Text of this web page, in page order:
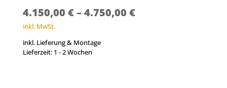
4.150,00 €–4.750,00 €
inkl. MwSt.
inkl. Lieferung & Montage
Lieferzeit: 1 - 2 Wochen